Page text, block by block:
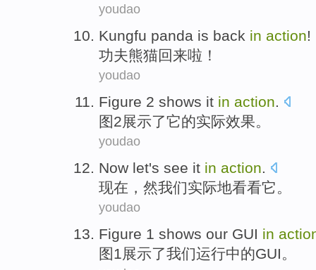
youdao
Kungfu panda is back in action!
功夫熊猫回来啦！
youdao
Figure 2 shows it in action.
图2展示了它的实际效果。
youdao
Now let's see it in action.
现在 ， 然我们实际地看看它。
youdao
Figure 1 shows our GUI in
图 1 展示了我们运行中的GUI 。